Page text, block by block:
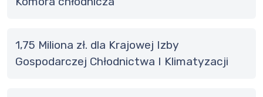
1,75 Miliona zł. dla Krajowej Izby
Gospodarczej Chłodnictwa I Klimatyzacji